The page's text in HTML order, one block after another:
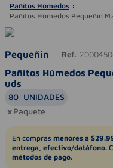
Pañitos Húmedos
Pañitos Húmedos Pequeñin
Pequeñin Ref:
Pañitos Húmedos
uds
80 UNIDADES
Paquete
En compras menores a
entrega, efectivo/datáfono.
métodos de pago.